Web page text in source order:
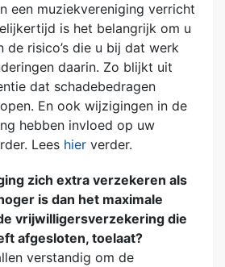
een muziekvereniging verricht
is het belangrijk om u
de risico’s die u bij dat werk
daarin. Zo blijkt uit
dat schadebedragen
En ook wijzigingen in de
hebben invloed op uw
Lees hier verder.
zich extra verzekeren als
is dan het maximale
vrijwilligersverzekering die
afgesloten, toelaat?
verstandig om de